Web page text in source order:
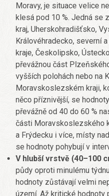
Moravy, je situace velice
klesá pod 10 %. Jedná se
kraj, Uherskohradišťsko,
Královéhradecko, severní
kraje, Českolipsko,
převážnou část
vyšších polohách nebo na
Moravskoslezském kraji,
něco příznivější, se
převážně od 40 do 60 %
části Moravskoslezského
a Frýdecku i více, místy
se hodnoty pohybují v
V hlubší vrstvě (40–100
půdy oproti minulému
hodnoty zůstávají velmi
území. Až kritické hodnoty